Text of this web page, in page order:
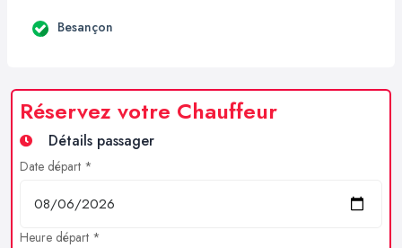
Besançon
Réservez votre Chauffeur
Détails passager
Date départ *
Heure départ *